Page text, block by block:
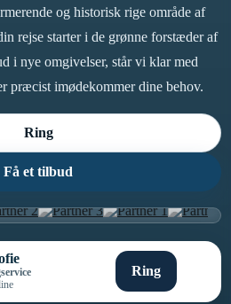
og historisk rige område af
rejse starter i de grønne forstæder af
i nye omgivelser, står vi klar med
præcist imødekommer dine behov.
Ring
Få et tilbud
Ring